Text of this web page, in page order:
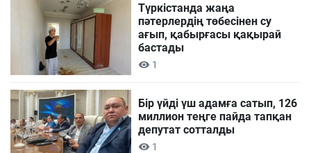
Түркістанда жаңа
пәтерлердің төбесінен су
ағып, қабырғасы қақырай
бастады
1
Бір үйді үш адамға сатып, 126
миллион теңге пайда тапқан
депутат сотталды
1